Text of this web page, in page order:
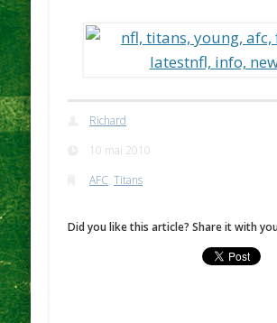
Richard
10 mai 2010
AFC,Titans
Did you like this article? Share it with